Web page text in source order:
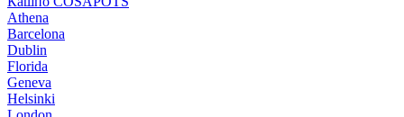
Athena
Barcelona
Dublin
Florida
Geneva
Helsinki